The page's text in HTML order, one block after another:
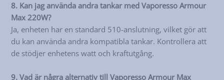
8. Kan jag använda andra tankar med Vaporesso Armour
Max 220W?
Ja, enheten har en standard 510-anslutning, vilket gör att
du kan använda andra kompatibla tankar. Kontrollera att
de stödjer enhetens watt och kraftutgång.
9. Vad är några alternativ till Vaporesso Armour Max